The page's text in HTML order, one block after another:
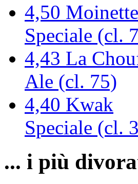
4,50 Moinette
Speciale (cl.
4,43 La
Ale (cl. 75)
4,40 Kwak
Speciale (cl.
... i più